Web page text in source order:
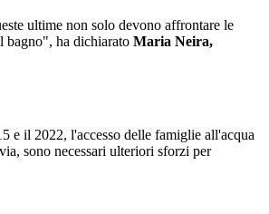
ultime non solo devono affrontare le
bagno", ha dichiarato Maria Neira,
e il 2022, l'accesso delle famiglie all'acqua
sono necessari ulteriori sforzi per